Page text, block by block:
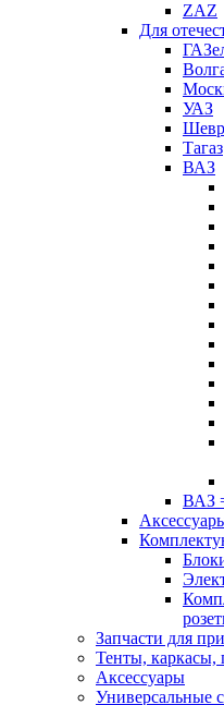
ZAZ
Для
УАЗ
Тагаз
ВАЗ
ВАЗ
Запчасти для
Тенты, каркасы,
Аксессуары
Универсальные